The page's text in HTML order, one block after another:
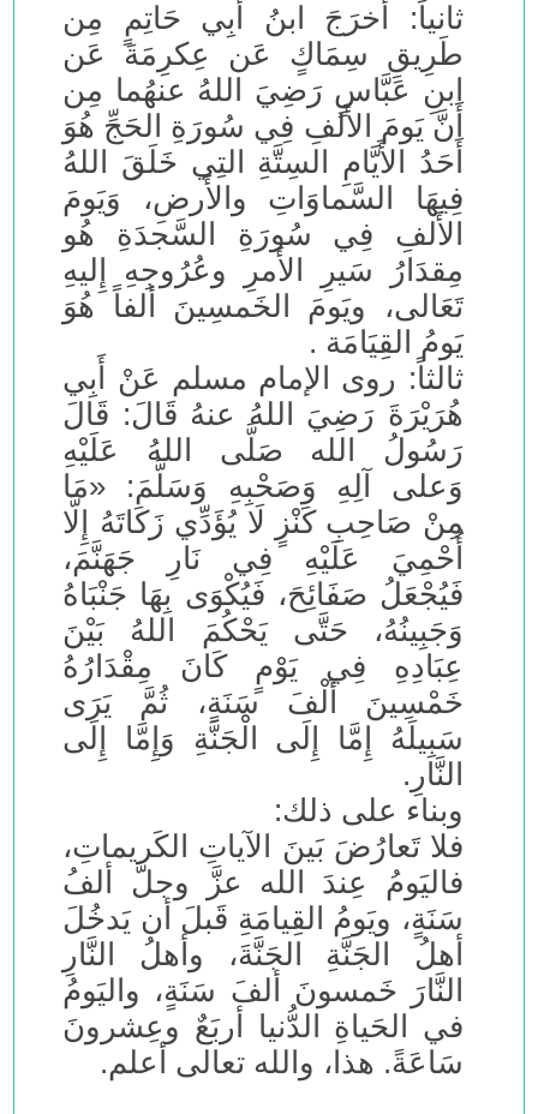
ثانياً: أخرَجَ ابنُ أَبِي حَاتِمٍ مِن
طَرِيقِ سِمَاكٍ عَن عِكرِمَةَ عَن
ابنِ عَبَّاسٍ رَضِيَ اللهُ عنهُما مِن
أَنَّ يَومَ الأَلفِ فِي سُورَةِ الحَجِّ هُوَ
أَحَدُ الأَيَّامِ السِتَّةِ التِي خَلَقَ اللهُ
فِيهَا السَّماوَاتِ والأَرضِ، وَيَومَ
الأَلفِ فِي سُورَةِ السَّجدَةِ هُو
مِقدَارُ سَيرِ الأَمرِ وعُرُوجِهِ إِليهِ
تَعَالى، ويَومَ الخَمسِينَ ألفاً هُوَ
يَومُ القِيَامَة .
ثالثاً: روى الإمام مسلم عَنْ أَبِي
هُرَيْرَةَ رَضِيَ اللهُ عنهُ قَالَ: قَالَ
رَسُولُ الله صَلَّى اللهُ عَلَيْهِ
وَعلى آلِهِ وَصَحْبِهِ وَسَلَّمَ: «مَا
مِنْ صَاحِبِ كَنْزٍ لَا يُؤَدِّي زَكَاتَهُ إِلَّا
أُحْمِيَ عَلَيْهِ فِي نَارِ جَهَنَّمَ،
فَيُجْعَلُ صَفَائِحَ، فَيُكْوَى بِهَا جَنْبَاهُ
وَجَبِينُهُ، حَتَّى يَحْكُمَ اللهُ بَيْنَ
عِبَادِهِ فِي يَوْمٍ كَانَ مِقْدَارُهُ
خَمْسِينَ أَلْفَ سَنَةٍ، ثُمَّ يَرَى
سَبِيلَهُ إِمَّا إِلَى الْجَنَّةِ وَإِمَّا إِلَى
النَّارِ.
وبناء على ذلك:
فلا تَعارُضَ بَينَ الآياتِ الكَريماتِ،
فاليَومُ عِندَ الله عزَّ وجلَّ ألفُ
سَنَةٍ، ويَومُ القِيامَةِ قَبلَ أن يَدخُلَ
أهلُ الجَنَّةِ الجَنَّةَ، وأهلُ النَّارِ
النَّارَ خَمسونَ ألفَ سَنَةٍ، واليَومُ
في الحَياةِ الدُّنيا أربَعٌ وعِشرونَ
سَاعَةً. هذا، والله تعالى أعلم.